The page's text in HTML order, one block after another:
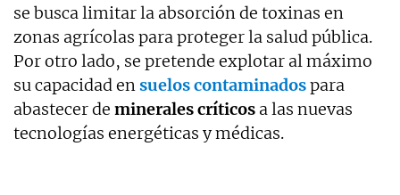
se busca limitar la absorción de toxinas en
zonas agrícolas para proteger la salud pública.
Por otro lado, se pretende explotar al máximo
su capacidad ensuelos contaminadospara
abastecer de minerales críticos a las nuevas
tecnologías energéticas y médicas.